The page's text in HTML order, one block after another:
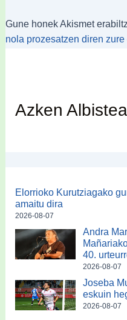
Gune honek Akismet
nola prozesatzen diren
Azken
Elorrioko Kurutziagako
amaitu dira
2026-08-07
Andra
40.
2026-08-07
Joseba
eskuin
2026-08-07